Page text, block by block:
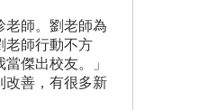
老師。劉老師為
老師行動不方
傑出校友。」
改善，有很多新